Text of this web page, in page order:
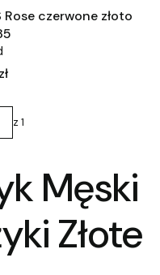
Rose czerwone złoto
z 1
Męski
Złote